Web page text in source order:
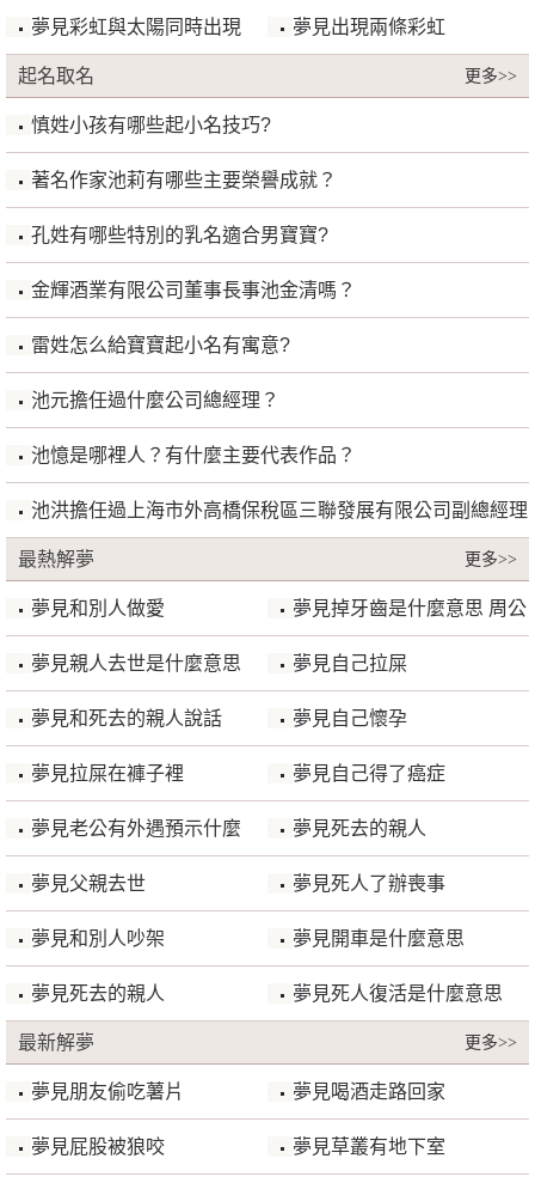
夢見彩虹與太陽同時出現 夢見出現兩條彩虹
更多>>
起名取名
慎姓小孩有哪些起小名技巧?
著名作家池莉有哪些主要榮譽成就？
孔姓有哪些特別的乳名適合男寶寶?
金輝酒業有限公司董事長事池金清嗎？
雷姓怎么給寶寶起小名有寓意?
池元擔任過什麼公司總經理？
池憶是哪裡人？有什麼主要代表作品？
池洪擔任過上海市外高橋保稅區三聯發展有限公司副總經理
嗎？ 更多>>
最熱解夢
夢見和別人做愛 夢見掉牙齒是什麼意思 周公
解夢
夢見親人去世是什麼意思 夢見自己拉屎
夢見和死去的親人說話 夢見自己懷孕
夢見拉屎在褲子裡 夢見自己得了癌症
夢見老公有外遇預示什麼 夢見死去的親人
夢見父親去世 夢見死人了辦喪事
夢見和別人吵架 夢見開車是什麼意思
夢見死去的親人 夢見死人復活是什麼意思
更多>>
最新解夢
夢見朋友偷吃薯片 夢見喝酒走路回家
夢見屁股被狼咬 夢見草叢有地下室